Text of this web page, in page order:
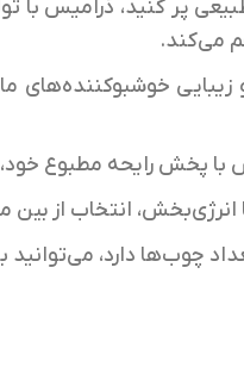
پر کنید، دُرامیس
می‌کند.
زیبایی خوشبوکننده‌های
با پخش رایحه مطبوع
انتخاب از
چوب‌ها دارد، می‌توانید